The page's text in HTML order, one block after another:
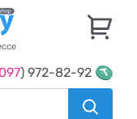
097) 972-82-92